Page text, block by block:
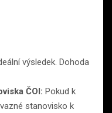
výsledek. Dohoda
ČOI: Pokud k
stanovisko k